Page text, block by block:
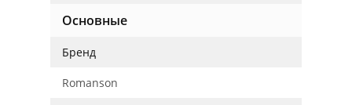
Основные
Бренд
Romanson